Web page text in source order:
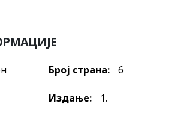
Број страна: 6
Издање: 1.